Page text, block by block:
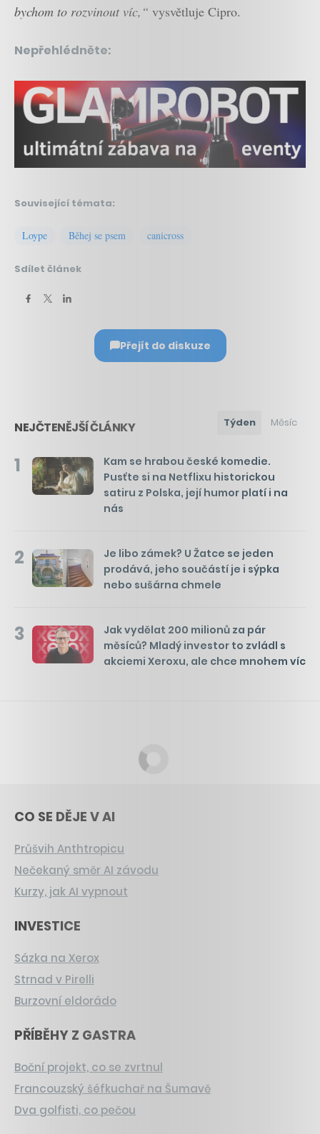
bychom to rozvinout víc,“ vysvětluje Cipro.
Nepřehlédněte:
Související témata:
Loype Běhej se psem canicross
Sdílet článek
Přejít do diskuze
NEJČTENĚJŠÍ ČLÁNKY Týden Měsíc
1
Kam se hrabou české komedie.
Pusťte si na Netflixu historickou
satiru z Polska, její humor platí i na
nás
2
Je libo zámek? U Žatce se jeden
prodává, jeho součástí je i sýpka
nebo sušárna chmele
3
Jak vydělat 200 milionů za pár
měsíců? Mladý investor to zvládl s
akciemi Xeroxu, ale chce mnohem víc
CO SE DĚJE V AI
Průšvih Anthtropicu
Nečekaný směr AI závodu
Kurzy, jak AI vypnout
INVESTICE
Sázka na Xerox
Strnad v Pirelli
Burzovní eldorádo
PŘÍBĚHY Z GASTRA
Boční projekt, co se zvrtnul
Francouzský šéfkuchař na Šumavě
Dva golfisti, co pečou